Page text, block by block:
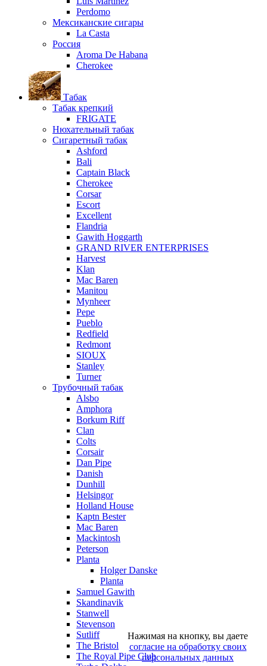
Нажимая на кнопку, вы даете
согласие на обработку своих
персональных данных
Perdomo
Мексиканские сигары
La Casta
Россия
Aroma De Habana
Cherokee
Табак
Табак крепкий
FRIGATE
Нюхательный табак
Сигаретный табак
Ashford
Bali
Captain Black
Cherokee
Corsar
Escort
Excellent
Flandria
Gawith Hoggarth
GRAND RIVER ENTERPRISES
Harvest
Klan
Mac Baren
Manitou
Mynheer
Pepe
Pueblo
Redfield
Redmont
SIOUX
Stanley
Turner
Трубочный табак
Alsbo
Amphora
Borkum Riff
Clan
Colts
Corsair
Dan Pipe
Danish
Dunhill
Helsingor
Holland House
Kaptn Bester
Mac Baren
Mackintosh
Peterson
Planta
Holger Danske
Planta
Samuel Gawith
Skandinavik
Stanwell
Stevenson
Sutliff
The Bristol
The Royal Pipe Club